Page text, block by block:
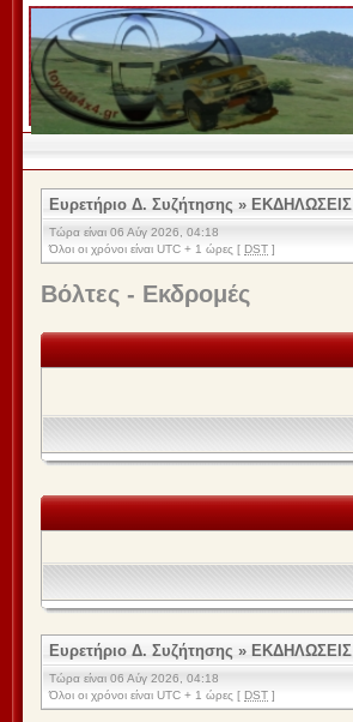
Ευρετήριο Δ. Συζήτησης » ΕΚΔΗΛΩΣΕΙΣ
Τώρα είναι 06 Αύγ 2026, 04:18
Όλοι οι χρόνοι είναι UTC + 1 ώρες [ DST ]
Βόλτες - Εκδρομές
Ευρετήριο Δ. Συζήτησης » ΕΚΔΗΛΩΣΕΙΣ
Τώρα είναι 06 Αύγ 2026, 04:18
Όλοι οι χρόνοι είναι UTC + 1 ώρες [ DST ]